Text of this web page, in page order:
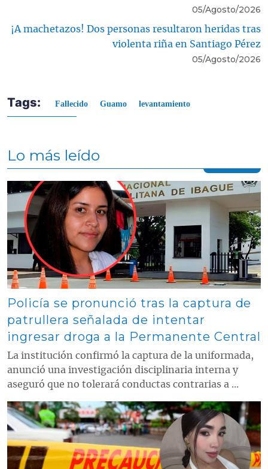
05/Agosto/2026
¡A machetazos! Dos personas resultaron heridas tras
violenta riña en Santiago Pérez
05/Agosto/2026
Tags: Fallecido Guamo levantamiento
Lo más leído
Contenido multimedia principal
Policía se pronunció tras la captura de
patrullera señalada de intentar
ingresar droga a la Permanente Central
La institución confirmó la captura de la uniformada,
anunció una investigación disciplinaria interna y
aseguró que no tolerará conductas contrarias a ...
Contenido multimedia principal